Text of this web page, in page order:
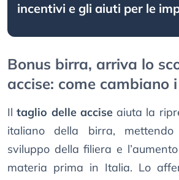
incentivi e gli aiuti per le
Bonus birra, arriva lo
accise: come cambiano
Iltaglio delle acciseaiuta la
italiano della birra,
sviluppo della filiera e
materia prima in Italia. Lo